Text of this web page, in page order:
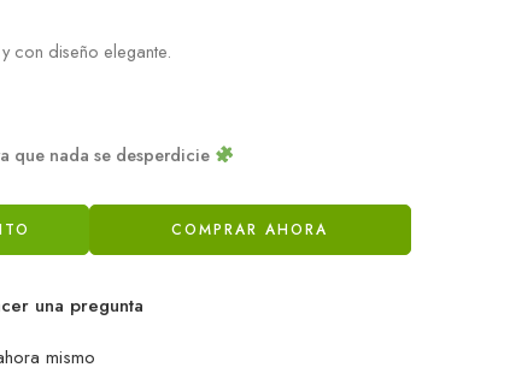
y con diseño elegante.
que nada se desperdicie
COMPRAR AHORA
una pregunta
mismo